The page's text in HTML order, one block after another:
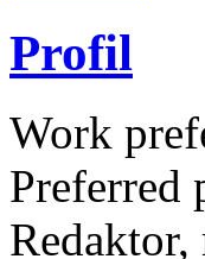
Profil
Work
Preferred